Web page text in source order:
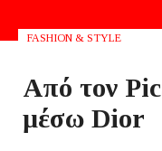
FASHION & STYLE
Από τον
μέσω Dior